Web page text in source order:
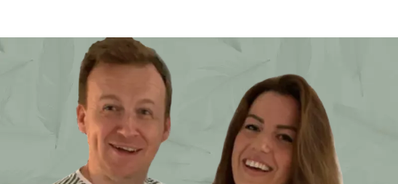
€ 4,95.
€ 3,71.